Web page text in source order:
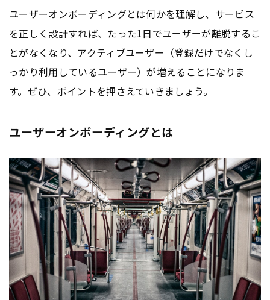
ユーザーオンボーディングとは何かを理解し、サービス
を正しく設計すれば、たった1日でユーザーが離脱するこ
とがなくなり、アクティブユーザー（登録だけでなくし
っかり利用しているユーザー）が増えることになりま
す。ぜひ、ポイントを押さえていきましょう。
ユーザーオンボーディングとは